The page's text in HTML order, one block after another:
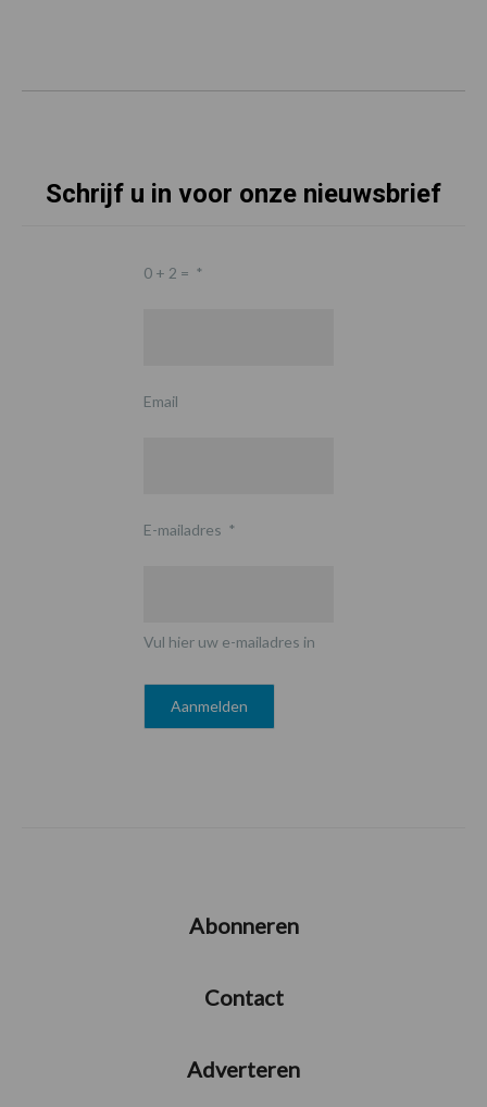
Schrijf u in voor onze nieuwsbrief
0 + 2 = *
Email
E-mailadres *
Vul hier uw e-mailadres in
Abonneren
Contact
Adverteren